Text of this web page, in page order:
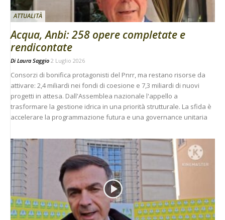
ATTUALITÀ
Acqua, Anbi: 258 opere completate e
rendicontate
Di Laura Saggio 2 Luglio 2026
Consorzi di bonifica protagonisti del Pnrr, ma restano risorse da
attivare: 2,4 miliardi nei fondi di coesione e 7,3 miliardi di nuovi
progetti in attesa. Dall'Assemblea nazionale l'appello a
trasformare la gestione idrica in una priorità strutturale. La sfida è
accelerare la programmazione futura e una governance unitaria